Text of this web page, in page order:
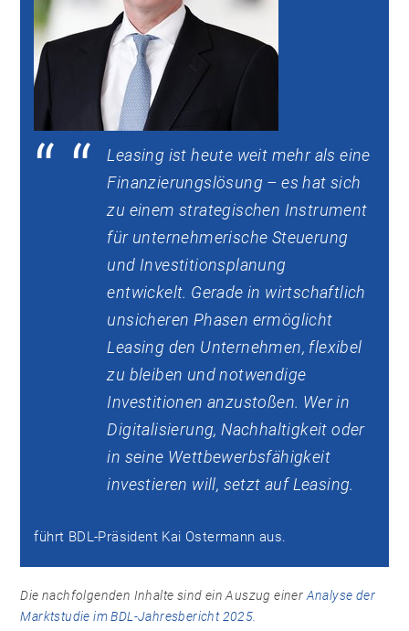
Leasing ist heute weit mehr als eine
Finanzierungslösung – es hat sich
zu einem strategischen Instrument
für unternehmerische Steuerung
und Investitionsplanung
entwickelt. Gerade in wirtschaftlich
unsicheren Phasen ermöglicht
Leasing den Unternehmen, flexibel
zu bleiben und notwendige
Investitionen anzustoßen. Wer in
Digitalisierung, Nachhaltigkeit oder
in seine Wettbewerbsfähigkeit
investieren will, setzt auf Leasing.
führt BDL-Präsident Kai Ostermann aus.
Die nachfolgenden Inhalte sind ein Auszug einer Analyse der
Marktstudie im BDL-Jahresbericht 2025.